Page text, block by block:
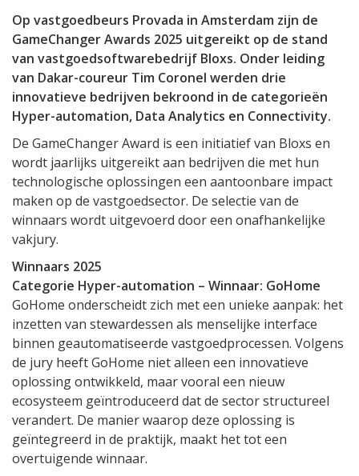
Op vastgoedbeurs Provada in Amsterdam zijn de
GameChanger Awards 2025 uitgereikt op de stand
van vastgoedsoftwarebedrijf Bloxs. Onder leiding
van Dakar-coureur Tim Coronel werden drie
innovatieve bedrijven bekroond in de categorieën
Hyper-automation, Data Analytics en Connectivity.
De GameChanger Award is een initiatief van Bloxs en
wordt jaarlijks uitgereikt aan bedrijven die met hun
technologische oplossingen een aantoonbare impact
maken op de vastgoedsector. De selectie van de
winnaars wordt uitgevoerd door een onafhankelijke
vakjury.
Winnaars 2025
Categorie Hyper-automation – Winnaar: GoHome
GoHome onderscheidt zich met een unieke aanpak: het
inzetten van stewardessen als menselijke interface
binnen geautomatiseerde vastgoedprocessen. Volgens
de jury heeft GoHome niet alleen een innovatieve
oplossing ontwikkeld, maar vooral een nieuw
ecosysteem geïntroduceerd dat de sector structureel
verandert. De manier waarop deze oplossing is
geïntegreerd in de praktijk, maakt het tot een
overtuigende winnaar.